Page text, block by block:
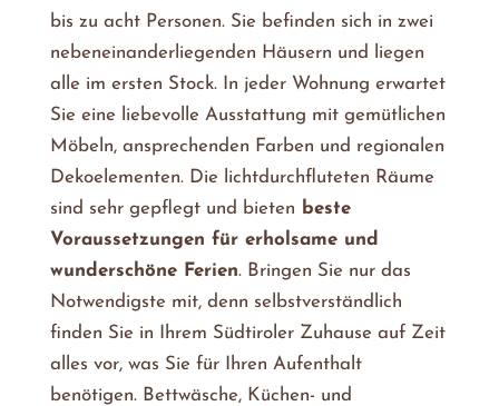
bis zu acht Personen. Sie befinden sich in zwei
nebeneinanderliegenden Häusern und liegen
alle im ersten Stock. In jeder Wohnung erwartet
Sie eine liebevolle Ausstattung mit gemütlichen
Möbeln, ansprechenden Farben und regionalen
Dekoelementen. Die lichtdurchfluteten Räume
sind sehr gepflegt und bieten beste
Voraussetzungen für erholsame und
wunderschöne Ferien. Bringen Sie nur das
Notwendigste mit, denn selbstverständlich
finden Sie in Ihrem Südtiroler Zuhause auf Zeit
alles vor, was Sie für Ihren Aufenthalt
benötigen. Bettwäsche, Küchen- und